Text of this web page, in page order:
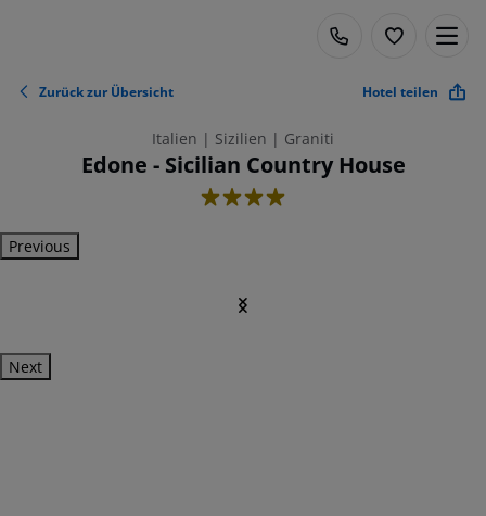
Zurück zur Übersicht Hotel teilen
Italien | Sizilien | Graniti
Edone - Sicilian Country House
4
Previous
Next